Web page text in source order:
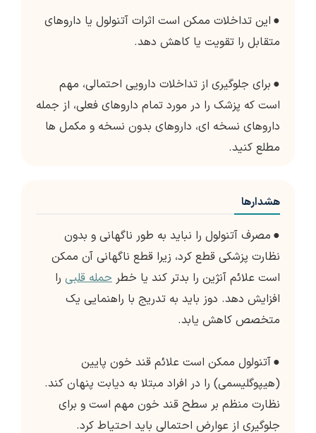
● این تداخلات ممکن است اثرات آتنولول یا داروهای
متقابل را تقویت یا کاهش دهد.
● برای جلوگیری از تداخلات دارویی احتمالی، مهم
است که پزشک را در مورد تمام داروهای فعلی، از جمله
داروهای نسخه ای، داروهای بدون نسخه و مکمل ها
مطلع کنید.
هشدارها
● مصرف آتنولول را نباید به طور ناگهانی و بدون
نظارت پزشکی قطع کرد، زیرا قطع ناگهانی آن ممکن
است علائم آنژین را بدتر کند یا خطر حمله قلبی را
افزایش دهد. دوز باید به تدریج با راهنمایی یک
متخصص کاهش یابد.
●آتنولول ممکن است علائم قند خون پایین
(هیپوگلیسمی) را در افراد مبتلا به دیابت پنهان کند.
نظارت منظم بر سطح قند خون مهم است و برای
جلوگیری از عوارض احتمالی باید احتیاط کرد.